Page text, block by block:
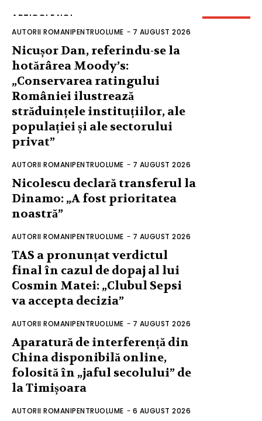
ARTICOLE NOI
AUTORII ROMANIPENTRUOLUME - 7 AUGUST 2026
Nicușor Dan, referindu-se la
hotărârea Moody’s:
„Conservarea ratingului
României ilustrează
străduințele instituțiilor, ale
populației și ale sectorului
privat”
AUTORII ROMANIPENTRUOLUME - 7 AUGUST 2026
Nicolescu declară transferul la
Dinamo: „A fost prioritatea
noastră”
AUTORII ROMANIPENTRUOLUME - 7 AUGUST 2026
TAS a pronunțat verdictul
final în cazul de dopaj al lui
Cosmin Matei: „Clubul Sepsi
va accepta decizia”
AUTORII ROMANIPENTRUOLUME - 7 AUGUST 2026
Aparatură de interferență din
China disponibilă online,
folosită în „jaful secolului” de
la Timișoara
AUTORII ROMANIPENTRUOLUME - 6 AUGUST 2026